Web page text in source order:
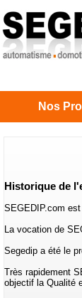
Nos
Historique de
SEGEDIP.com
La vocation de
Segedip a été le
Très rapidement
objectif la Qualité